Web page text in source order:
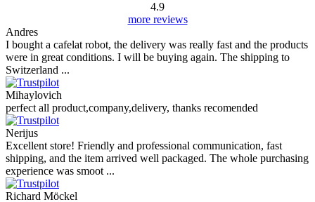
4.9
more reviews
Andres
I bought a cafelat robot, the delivery was really fast and the products
were in great conditions. I will be buying again. The shipping to
Switzerland ...
Mihaylovich
perfect all product,company,delivery, thanks recomended
Nerijus
Excellent store! Friendly and professional communication, fast
shipping, and the item arrived well packaged. The whole purchasing
experience was smoot ...
Richard Möckel